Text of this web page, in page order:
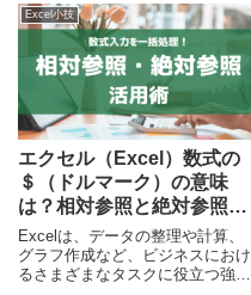
Excel小技
エクセル（Excel）数式の
＄（ドルマーク）の意味
は？相対参照と絶対参照を
解説！
Excelは、データの整理や計算、
グラフ作成など、ビジネスにおけ
るさまざまなタスクに役立つ強力